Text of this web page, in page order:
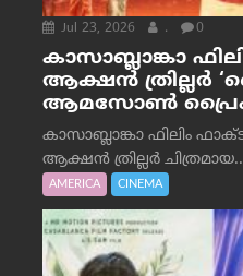
Jul 23, 2026 . 0
കാസാബ്ലാങ്കാ
ആക്ഷൻ ത്രില്ലർ
ആമസോൺ പ്രൈം
കാസാബ്ലാങ്കാ ഫിലിം
ആക്ഷൻ ത്രില്ലർ
AMERICA CINEMA